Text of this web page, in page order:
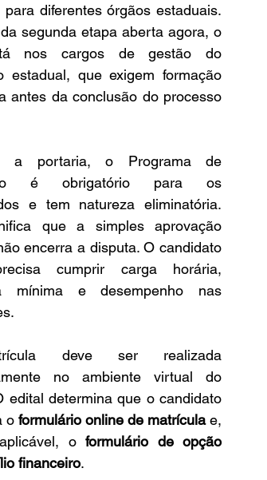
para diferentes órgãos estaduais.
segunda etapa aberta agora, o
nos cargos de gestão do
estadual, que exigem formação
antes da conclusão do processo
a portaria, o Programa de
é obrigatório para os
e tem natureza eliminatória.
que a simples aprovação
encerra a disputa. O candidato
cumprir carga horária,
mínima e desempenho nas
deve ser realizada
no ambiente virtual do
edital determina que o candidato
o formulário online de matrícula e,
o formulário de opção
financeiro.